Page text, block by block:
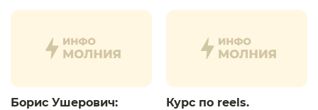
Борис Ушерович:
Курс по reels.